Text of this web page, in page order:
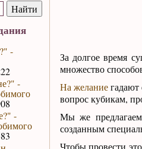
-
-
-
За долгое время
множество
На желаниегадают
вопрос кубикам,
Мы же предлагаем
созданным
Чтобы провести